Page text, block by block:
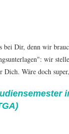
bei Dir, denn wir
wir
Dich. Wäre doch